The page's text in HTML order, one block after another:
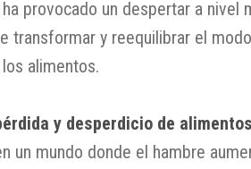
provocado un despertar a nivel
transformar y reequilibrar el
alimentos.
y desperdicio de alimentos
un mundo donde el hambre